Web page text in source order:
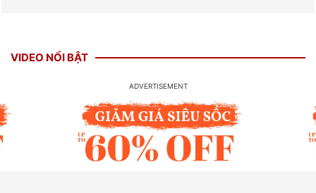
VIDEO NỔI BẬT